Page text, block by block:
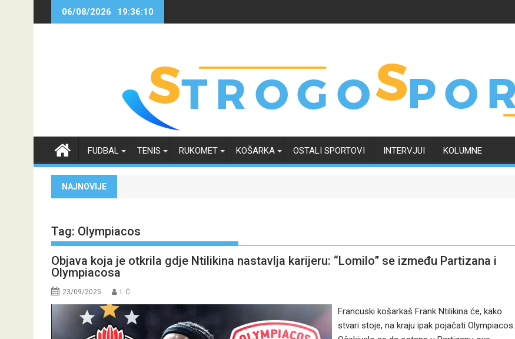
06/08/2026 19:36:11
FUDBAL TENIS RUKOMET KOŠARKA OSTALI SPORTOVI INTERVJUI KOLUMNE
NAJNOVIJE
Tag: Olympiacos
Objava koja je otkrila gdje Ntilikina nastavlja karijeru: “Lomilo” se između Partizana i
Olympiacosa
23/09/2025 I. Ć.
Francuski košarkaš Frank Ntilikina će, kako
stvari stoje, na kraju ipak pojačati Olympiacos.